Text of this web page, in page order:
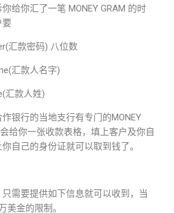
给你汇了一笔 MONEY GRAM 的时
要
汇款密码) 八位数
汇款人名字)
汇款人姓)
银行的当地支行有专门的MONEY
给你一张收款表格，填上客户及你自
自己的身份证就可以取到钱了。
需要提供如下信息就可以收到，当
美金的限制。